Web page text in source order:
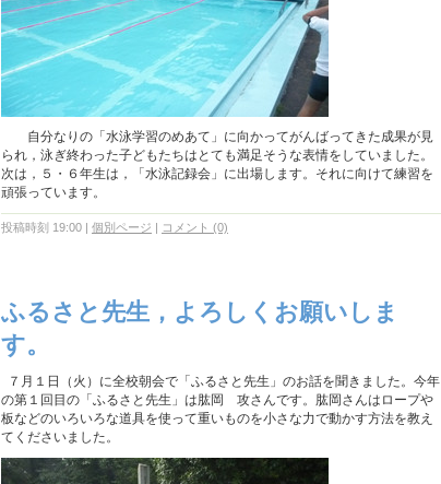
自分なりの「水泳学習のめあて」に向かってがんばってきた成果が見
られ，泳ぎ終わった子どもたちはとても満足そうな表情をしていました。
次は，５・６年生は，「水泳記録会」に出場します。それに向けて練習を
頑張っています。
投稿時刻 19:00 | 個別ページ | コメント (0)
ふるさと先生，よろしくお願いしま
す。
７月１日（火）に全校朝会で「ふるさと先生」のお話を聞きました。今年
の第１回目の「ふるさと先生」は肱岡 攻さんです。肱岡さんはロープや
板などのいろいろな道具を使って重いものを小さな力で動かす方法を教え
てくださいました。